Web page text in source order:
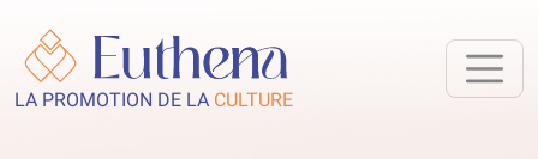
LA PROMOTION DE LA CULTURE